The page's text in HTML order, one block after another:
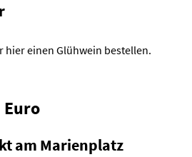
hier einen Glühwein bestellen.
Euro
am Marienplatz